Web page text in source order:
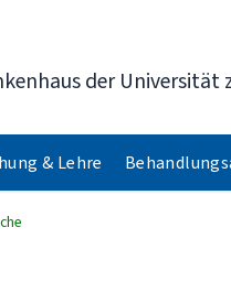
der Universität
& Lehre